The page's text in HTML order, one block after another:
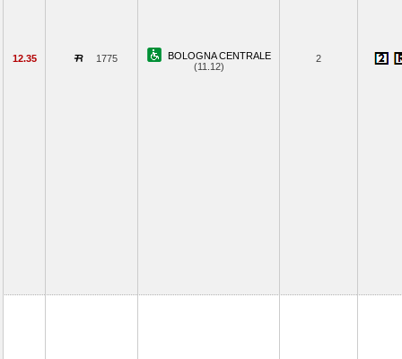
12.35 1775
BOLOGNA CENTRALE
(11.12)
2